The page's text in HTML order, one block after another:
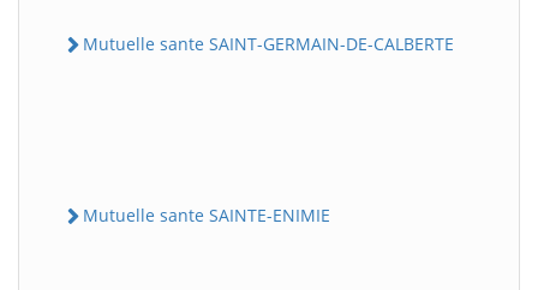
Mutuelle sante SAINT-GERMAIN-DE-CALBERTE
Mutuelle sante SAINTE-ENIMIE